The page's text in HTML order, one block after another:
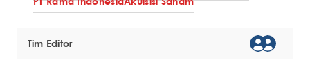
Tim Editor